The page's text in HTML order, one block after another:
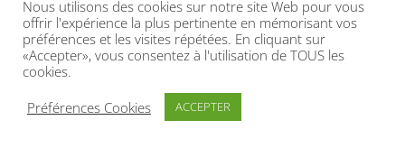
Etablissement catholique sous contrat d’association avec l’Etat
Adresse : 19, Grande rue 69420 CONDRIEU
INFOS LÉGALES POLITIQUE DE CONFIDENTIALITÉ
Nous utilisons des cookies sur notre site Web pour vous
offrir l'expérience la plus pertinente en mémorisant vos
préférences et les visites répétées. En cliquant sur
«Accepter», vous consentez à l'utilisation de TOUS les
cookies.
Préférences Cookies
ACCEPTER